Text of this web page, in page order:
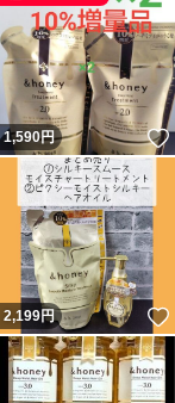
いね！
1,590円
いいね！
2,199円